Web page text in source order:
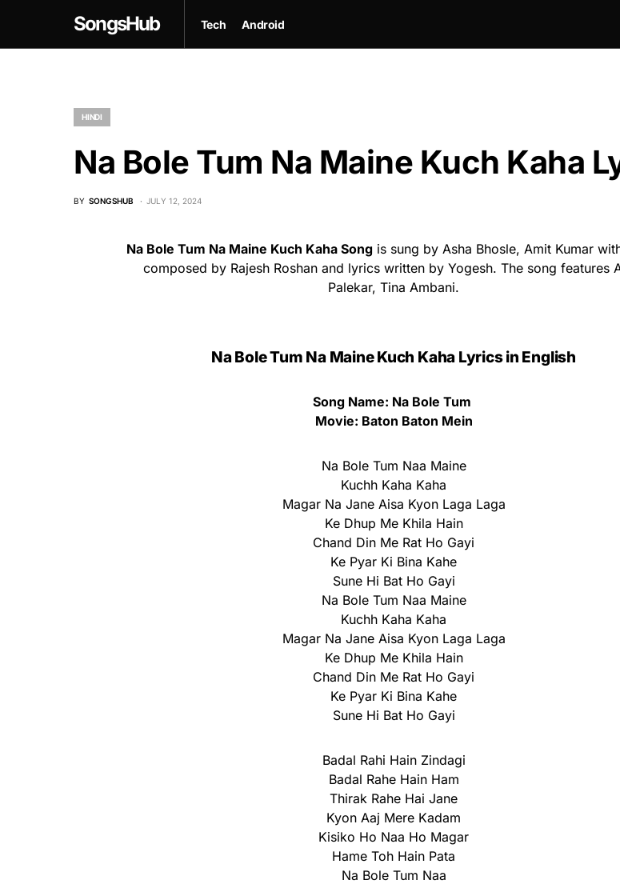
SongsHub Tech Android
HINDI
Na Bole Tum Na Maine Kuch Kaha
BY SONGSHUB JULY 12, 2024
Na Bole Tum Na Maine Kuch Kaha Songis sung by Asha Bhosle, Amit Kumar
composed by Rajesh Roshan and lyrics written by Yogesh. The song features
Palekar, Tina Ambani.
Na Bole Tum Na Maine Kuch Kaha Lyrics in English
Song Name: Na Bole Tum
Movie: Baton Baton Mein
Na Bole Tum Naa Maine
Kuchh Kaha Kaha
Magar Na Jane Aisa Kyon Laga Laga
Ke Dhup Me Khila Hain
Chand Din Me Rat Ho Gayi
Ke Pyar Ki Bina Kahe
Sune Hi Bat Ho Gayi
Na Bole Tum Naa Maine
Kuchh Kaha Kaha
Magar Na Jane Aisa Kyon Laga Laga
Ke Dhup Me Khila Hain
Chand Din Me Rat Ho Gayi
Ke Pyar Ki Bina Kahe
Sune Hi Bat Ho Gayi
Badal Rahi Hain Zindagi
Badal Rahe Hain Ham
Thirak Rahe Hai Jane
Kyon Aaj Mere Kadam
Kisiko Ho Naa Ho Magar
Hame Toh Hain Pata
Na Bole Tum Naa